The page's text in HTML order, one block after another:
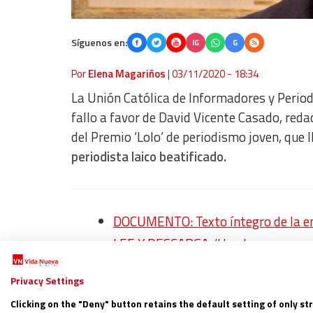
Síguenos en: IG G
PorElena Magariños|03/11/2020 - 18:34
La Unión Católica de Informadores y
fallo a favor de David Vicente Casado,
del Premio ‘Lolo’ de periodismo joven,
periodista laico beatificado.
DOCUMENTO: Texto íntegro de la
LEE Y DESCARGA: ‘Un plan para
Privacy Settings
Clicking on the "Deny" button retains the default setting of only